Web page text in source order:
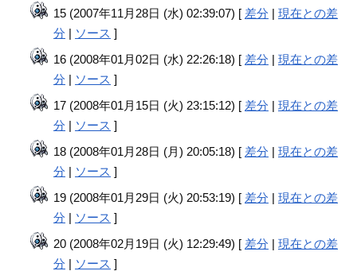
15 (2007年11月28日 (水) 02:39:07) [ 差分 |現在との差
分 | ソース ]
16 (2008年01月02日 (水) 22:26:18) [ 差分 |現在との差
分 | ソース ]
17 (2008年01月15日 (火) 23:15:12) [ 差分 |現在との差
分 | ソース ]
18 (2008年01月28日 (月) 20:05:18) [ 差分 |現在との差
分 | ソース ]
19 (2008年01月29日 (火) 20:53:19) [ 差分 |現在との差
分 | ソース ]
20 (2008年02月19日 (火) 12:29:49) [ 差分 |現在との差
分 | ソース ]